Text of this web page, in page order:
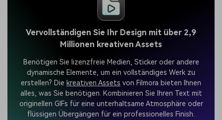
Vervollständigen Sie Ihr Design mit über 2,9
Millionen kreativen Assets
Benötigen Sie lizenzfreie Medien, Sticker oder andere
dynamische Elemente, um ein vollständiges Werk zu
erstellen? Die kreativen Assets von Filmora bieten Ihnen
alles, was Sie benötigen. Kombinieren Sie Ihren Text mit
originellen GIFs für eine unterhaltsame Atmosphäre oder
flüssigen Übergängen für ein professionelles Finish.